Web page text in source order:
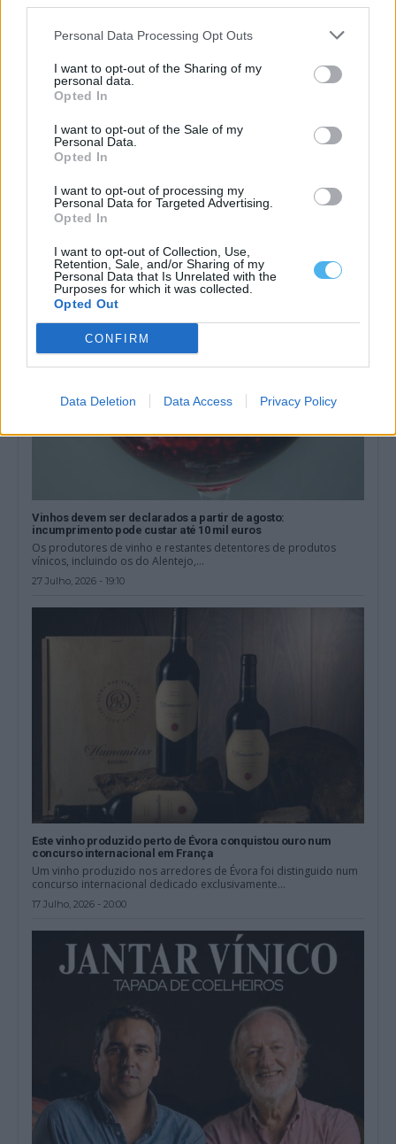
Personal Data Processing Opt Outs
I want to opt-out of the Sharing of my
personal data.
Opted In
I want to opt-out of the Sale of my
Personal Data.
Opted In
I want to opt-out of processing my
Personal Data for Targeted Advertising.
Opted In
I want to opt-out of Collection, Use,
Retention, Sale, and/or Sharing of my
Personal Data that Is Unrelated with the
Purposes for which it was collected.
Opted Out
CONFIRM
Data Deletion Data Access Privacy Policy
Comissão vitivinícola prevê mais produção de vinho e alta
qualidade no Alentejo
A produção de vinho no Alentejo deverá aumentar este ano 20%
28 Julho, 2026 - 10:43
Vinhos devem ser declarados a partir de agosto:
incumprimento pode custar até 10 mil euros
Os produtores de vinho e restantes detentores de produtos
vínicos, incluindo os do Alentejo,...
27 Julho, 2026 - 19:10
Este vinho produzido perto de Évora conquistou ouro num
concurso internacional em França
Um vinho produzido nos arredores de Évora foi distinguido num
concurso internacional dedicado exclusivamente...
17 Julho, 2026 - 20:00